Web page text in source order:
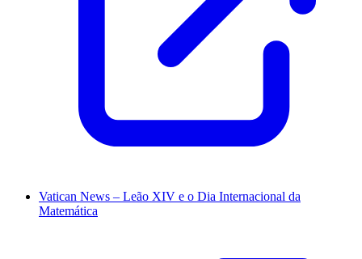
Vatican News – Leão XIV e o Dia Internacional da
Matemática